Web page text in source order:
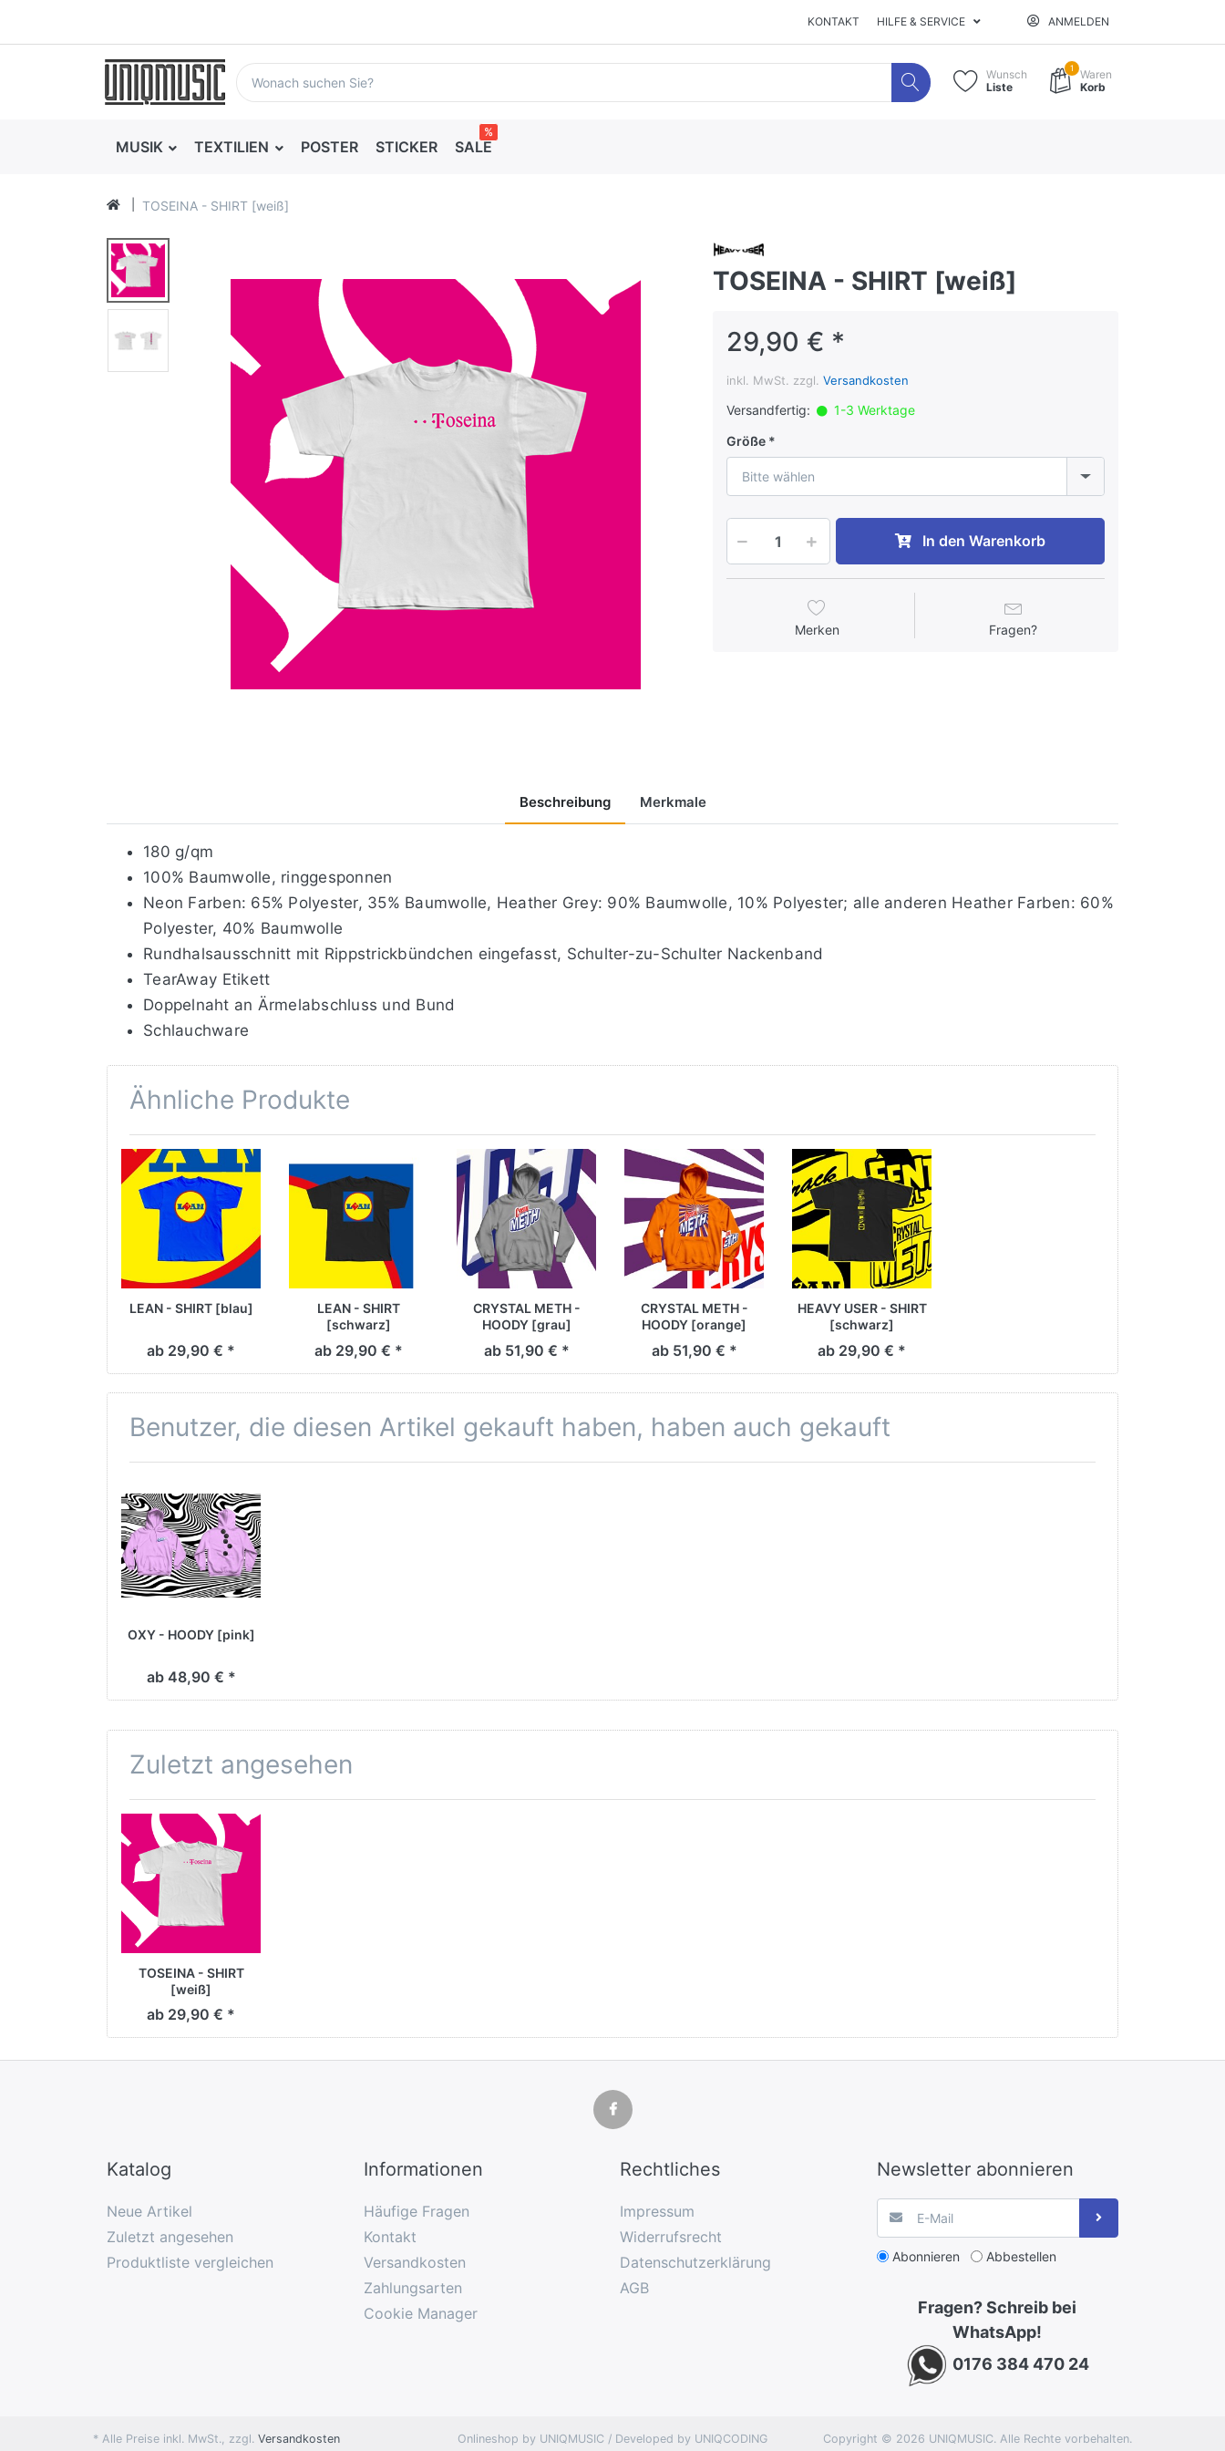
KONTAKT HILFE & SERVICE ANMELDEN
Wunsch
Liste
1
Waren
Korb
MUSIK TEXTILIEN POSTER STICKER SALE
%
TOSEINA - SHIRT [weiß]
TOSEINA - SHIRT [weiß]
29,90 € *
inkl. MwSt. zzgl. Versandkosten
Versandfertig:
1-3 Werktage
Größe
Bitte wählen
In den Warenkorb
Merken Fragen?
Beschreibung Merkmale
180 g/qm
100% Baumwolle, ringgesponnen
Neon Farben: 65% Polyester, 35% Baumwolle, Heather Grey: 90% Baumwolle, 10% Polyester; alle anderen Heather Farben: 60%
Polyester, 40% Baumwolle
Rundhalsausschnitt mit Rippstrickbündchen eingefasst, Schulter-zu-Schulter Nackenband
TearAway Etikett
Doppelnaht an Ärmelabschluss und Bund
Schlauchware
Ähnliche Produkte
LEAN - SHIRT [blau]
ab 29,90 € *
LEAN - SHIRT
[schwarz]
ab 29,90 € *
CRYSTAL METH -
HOODY [grau]
ab 51,90 € *
CRYSTAL METH -
HOODY [orange]
ab 51,90 € *
HEAVY USER - SHIRT
[schwarz]
ab 29,90 € *
Benutzer, die diesen Artikel gekauft haben, haben auch gekauft
OXY - HOODY [pink]
ab 48,90 € *
Zuletzt angesehen
TOSEINA - SHIRT
[weiß]
ab 29,90 € *
Katalog
Neue Artikel
Zuletzt angesehen
Produktliste vergleichen
Informationen
Häufige Fragen
Kontakt
Versandkosten
Zahlungsarten
Cookie Manager
Rechtliches
Impressum
Widerrufsrecht
Datenschutzerklärung
AGB
Newsletter abonnieren
Abonnieren Abbestellen
Fragen? Schreib bei
WhatsApp!
0176 384 470 24
* Alle Preise inkl. MwSt., zzgl. Versandkosten Onlineshop by UNIQMUSIC / Developed by UNIQCODING Copyright © 2026 UNIQMUSIC. Alle Rechte vorbehalten.